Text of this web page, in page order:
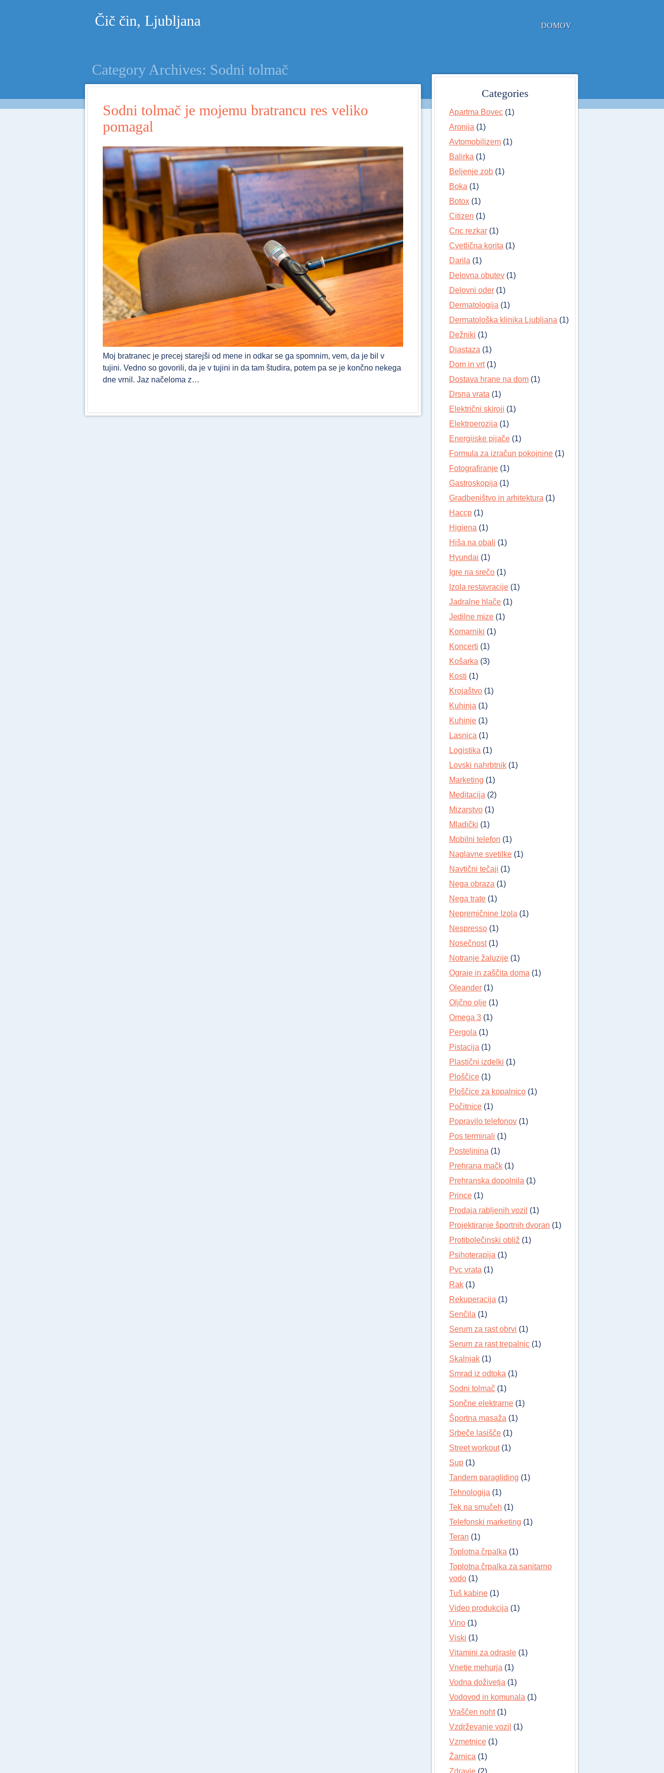
Čič čin, Ljubljana DOMOV
Category Archives: Sodni tolmač
Sodni tolmač je mojemu bratrancu res veliko
pomagal
Moj bratranec je precej starejši od mene in odkar se ga spomnim, vem, da je bil v
tujini. Vedno so govorili, da je v tujini in da tam študira, potem pa se je končno nekega
dne vrnil. Jaz načeloma z…
Categories
Apartma Bovec (1)
Aronija (1)
Avtomobilizem (1)
Balirka (1)
Beljenje zob (1)
Boka (1)
Botox (1)
Citizen (1)
Cnc rezkar (1)
Cvetlična korita (1)
Darila (1)
Delovna obutev (1)
Delovni oder (1)
Dermatologija (1)
Dermatološka klinika Ljubljana (1)
Dežniki (1)
Diastaza (1)
Dom in vrt(1)
Dostava hrane na dom (1)
Drsna vrata (1)
Električni skiroji (1)
Elektroerozija (1)
Energijske pijače (1)
Formula za izračun pokojnine (1)
Fotografiranje (1)
Gastroskopija (1)
Gradbeništvo in arhitektura (1)
Haccp (1)
Higiena (1)
Hiša na obali (1)
Hyundai (1)
Igre na srečo (1)
Izola restavracije (1)
Jadralne hlače (1)
Jedilne mize (1)
Komarniki (1)
Koncerti (1)
Košarka (3)
Kosti (1)
Krojaštvo (1)
Kuhinja (1)
Kuhinje (1)
Lasnica (1)
Logistika (1)
Lovski nahrbtnik (1)
Marketing (1)
Meditacija (2)
Mizarstvo (1)
Mladički (1)
Mobilni telefon (1)
Naglavne svetilke (1)
Navtični tečaji (1)
Nega obraza (1)
Nega trate (1)
Nepremičnine Izola (1)
Nespresso (1)
Nosečnost(1)
Notranje žaluzije (1)
Ograje in zaščita doma (1)
Oleander (1)
Oljčno olje (1)
Omega 3 (1)
Pergola (1)
Pistacija (1)
Plastični izdelki (1)
Ploščice (1)
Ploščice za kopalnico (1)
Počitnice (1)
Popravilo telefonov (1)
Pos terminali (1)
Posteljnina (1)
Prehrana mačk (1)
Prehranska dopolnila (1)
Prince (1)
Prodaja rabljenih vozil (1)
Projektiranje športnih dvoran (1)
Protibolečinski obliž (1)
Psihoterapija (1)
Pvc vrata (1)
Rak (1)
Rekuperacija (1)
Senčila (1)
Serum za rast obrvi (1)
Serum za rast trepalnic (1)
Skalnjak (1)
Smrad iz odtoka (1)
Sodni tolmač (1)
Sončne elektrarne (1)
Športna masaža (1)
Srbeče lasišče (1)
Street workout(1)
Sup (1)
Tandem paragliding (1)
Tehnologija (1)
Tek na smučeh (1)
Telefonski marketing (1)
Teran (1)
Toplotna črpalka (1)
Toplotna črpalka za sanitarno
vodo (1)
Tuš kabine (1)
Video produkcija (1)
Vino (1)
Viski (1)
Vitamini za odrasle (1)
Vnetje mehurja (1)
Vodna doživetja (1)
Vodovod in komunala (1)
Vraščen noht(1)
Vzdrževanje vozil (1)
Vzmetnice (1)
Žarnica (1)
Zdravje (2)